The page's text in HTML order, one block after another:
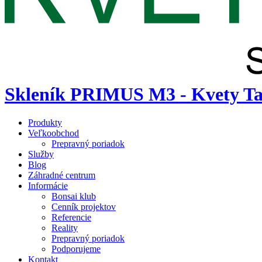
Skleník PRIMUS M3 - Kvety
Produkty
Veľkoobchod
Prepravný poriadok
Služby
Blog
Záhradné centrum
Informácie
Bonsai klub
Cenník projektov
Referencie
Reality
Prepravný poriadok
Podporujeme
Kontakt